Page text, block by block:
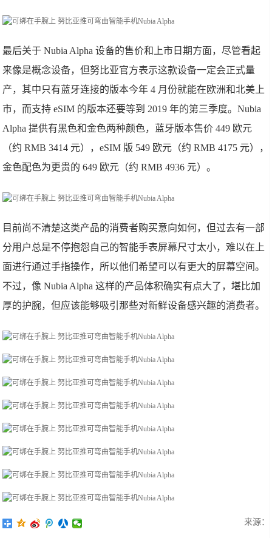
最后关于 Nubia Alpha 设备的售价和上市日期方面，尽管看起
来像是概念设备，但努比亚官方表示这款设备一定会正式量
产，其中只有蓝牙连接的版本今年 4 月份就能在欧洲和北美上
市，而支持 eSIM 的版本还要等到 2019 年的第三季度。Nubia
Alpha 提供有黑色和金色两种颜色，蓝牙版本售价 449 欧元
（约 RMB 3414 元），eSIM 版 549 欧元（约 RMB 4175 元），
金色配色为更贵的 649 欧元（约 RMB 4936 元）。
目前尚不清楚这类产品的消费者购买意向如何，但过去有一部
分用户总是不停抱怨自己的智能手表屏幕尺寸太小，难以在上
面进行通过手指操作，所以他们希望可以有更大的屏幕空间。
不过，像 Nubia Alpha 这样的产品体积确实有点大了，堪比加
厚的护腕，但应该能够吸引那些对新鲜设备感兴趣的消费者。
来源：